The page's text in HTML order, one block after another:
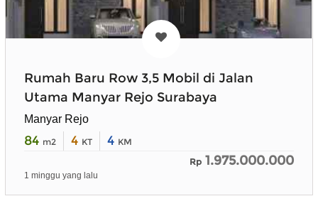
Rumah Baru Row 3,5 Mobil di Jalan
Utama Manyar Rejo Surabaya
Manyar Rejo
84 m2 4 KT 4 KM
Rp 1.975.000.000
1 minggu yang lalu